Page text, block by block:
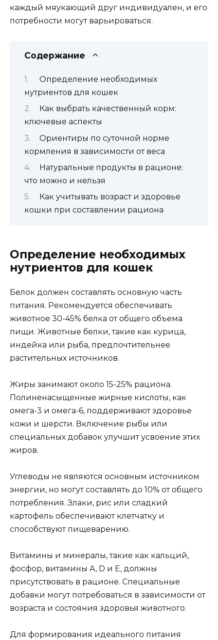
каждый мяукающий друг индивидуален, и его
потребности могут варьироваться.
Содержание
Определение необходимых
нутриентов для кошек
Как выбрать качественный корм:
ключевые аспекты
Ориентиры по суточной норме
кормления в зависимости от веса
Натуральные продукты в рационе:
что можно и нельзя
Как учитывать возраст и здоровье
кошки при составлении рациона
Определение необходимых
нутриентов для кошек
Белок должен составлять основную часть
питания. Рекомендуется обеспечивать
животное 30-45% белка от общего объема
пищи. Животные белки, такие как курица,
индейка или рыба, предпочтительнее
растительных источников.
Жиры занимают около 15-25% рациона.
Полиненасыщенные жирные кислоты, как
омега-3 и омега-6, поддерживают здоровье
кожи и шерсти. Включение рыбы или
специальных добавок улучшит усвоение этих
жиров.
Углеводы не являются основным источником
энергии, но могут составлять до 10% от общего
потребления. Злаки, рис или сладкий
картофель обеспечивают клетчатку и
способствуют пищеварению.
Витамины и минералы, такие как кальций,
фосфор, витамины A, D и E, должны
присутствовать в рационе. Специальные
добавки могут потребоваться в зависимости от
возраста и состояния здоровья животного.
Для формирования идеального питания